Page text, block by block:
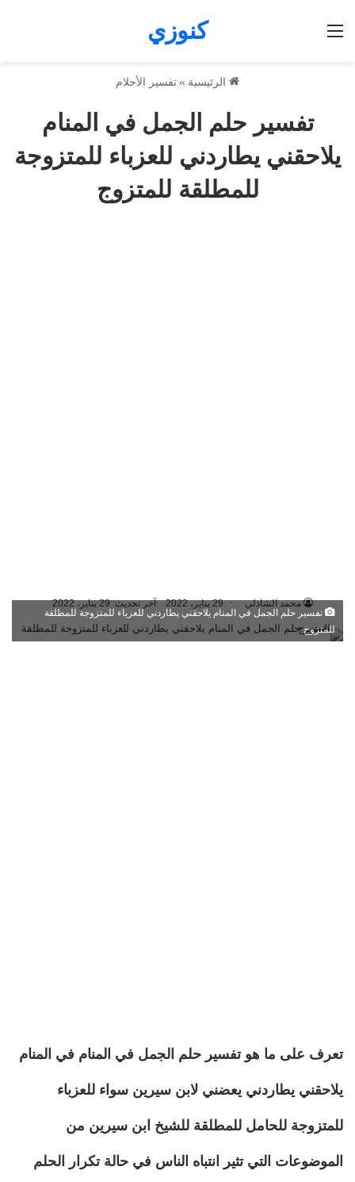
كنوزي
الرئيسية »تفسير الأحلام
تفسير حلم الجمل في المنام
يلاحقني يطاردني للعزباء للمتزوجة
للمطلقة للمتزوج
محمد الشاذلي 29 يناير، 2022 آخر تحديث: 29 يناير، 2022
تفسير حلم الجمل في المنام يلاحقني يطاردني للعزباء للمتزوجة للمطلقة
للمتزوج
تعرف على ما هو تفسير حلم الجمل في المنام في المنام
يلاحقني يطاردني يعضني لابن سيرين سواء للعزباء
للمتزوجة للحامل للمطلقة للشيخ ابن سيرين من
الموضوعات التي تثير انتباه الناس في حالة تكرار الحلم